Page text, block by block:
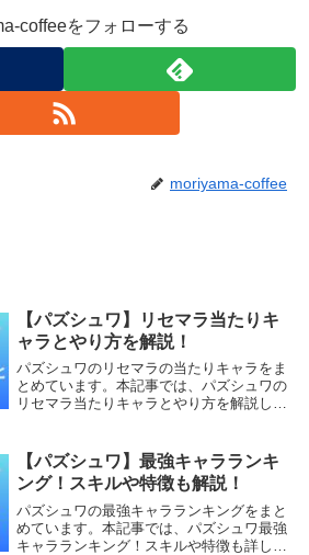
coffeeをフォローする
moriyama-coffee
【パズシュワ】リセマラ当たりキ
ャラとやり方を解説！
パズシュワのリセマラの当たりキャラをま
とめています。本記事では、パズシュワの
リセマラ当たりキャラとやり方を解説して
たりキャラパズシュワのリセマラ終了ライ
ンパズシュワ...
【パズシュワ】最強キャラランキ
ング！スキルや特徴も解説！
パズシュワの最強キャラランキングをまと
めています。本記事では、パズシュワ最強
キャラランキング！スキルや特徴も詳しく